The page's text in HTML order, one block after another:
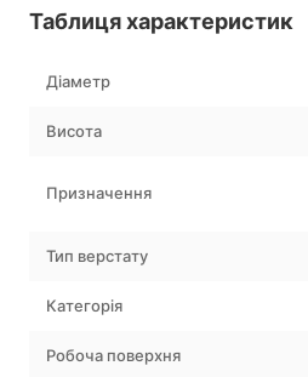
Таблиця характеристик
Діаметр
Висота
Призначення
Тип верстату
Категорія
Робоча поверхня